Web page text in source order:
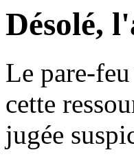
Désolé,
Le pare-
cette
jugée